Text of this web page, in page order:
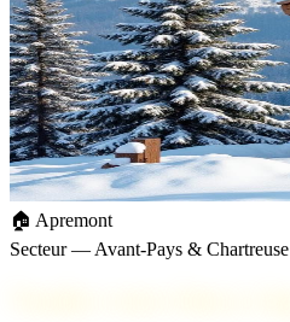
🏠 Apremont
Secteur — Avant-Pays & Chartreuse